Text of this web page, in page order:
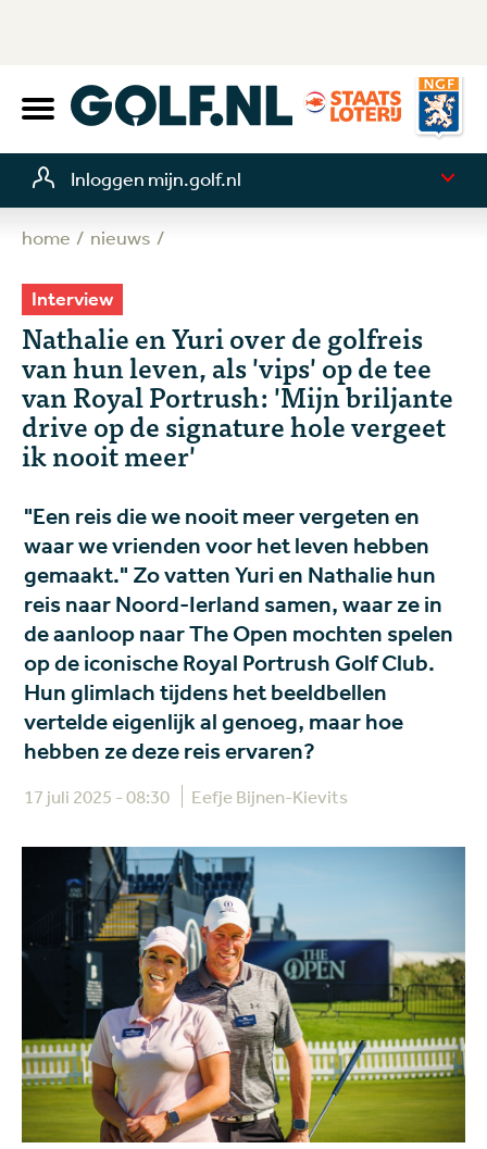
Inloggen mijn.golf.nl
home nieuws
Interview
Nathalie en Yuri over de golfreis
van hun leven, als 'vips' op de tee
van Royal Portrush: 'Mijn briljante
drive op de signature hole vergeet
ik nooit meer'
"Een reis die we nooit meer vergeten en
waar we vrienden voor het leven hebben
gemaakt." Zo vatten Yuri en Nathalie hun
reis naar Noord-Ierland samen, waar ze in
de aanloop naar The Open mochten spelen
op de iconische Royal Portrush Golf Club.
Hun glimlach tijdens het beeldbellen
vertelde eigenlijk al genoeg, maar hoe
hebben ze deze reis ervaren?
17 juli 2025 - 08:30 Eefje Bijnen-Kievits